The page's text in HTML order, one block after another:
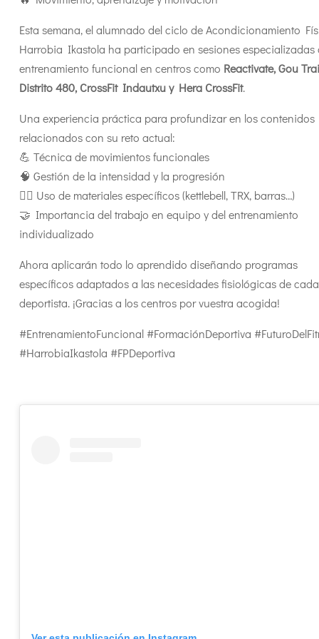
Esta semana, el alumnado del ciclo de Acondicionamiento
Harrobia Ikastola ha participado en sesiones especializadas
entrenamiento funcional en centros como Reactivate, Gou
Distrito 480, CrossFit Indautxu y Hera CrossFit.
Una experiencia práctica para profundizar en los contenidos
relacionados con su reto actual:
💪 Técnica de movimientos funcionales
🧠 Gestión de la intensidad y la progresión
🏋️‍♂️ Uso de materiales específicos (kettlebell, TRX, barras…)
🤝 Importancia del trabajo en equipo y del entrenamiento
individualizado
Ahora aplicarán todo lo aprendido diseñando programas
específicos adaptados a las necesidades fisiológicas de cada
deportista. ¡Gracias a los centros por vuestra acogida!
#EntrenamientoFuncional #FormaciónDeportiva
#HarrobiaIkastola #FPDeportiva